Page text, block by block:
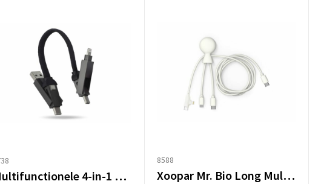
Multifunctionele 4-in-1 Kabel Sleutelhanger formaat 60 W
8588
Xoopar Mr. Bio Long Multi Kabel USB-C 1 Meter